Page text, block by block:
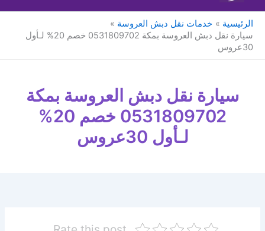
الرئيسية
خدمات نقل دبش العروسة
سيارة نقل دبش العروسة بمكة 0531809702 خصم 20% لـأول
30عروس
سيارة نقل دبش العروسة بمكة
0531809702 خصم 20%
لـأول 30عروس